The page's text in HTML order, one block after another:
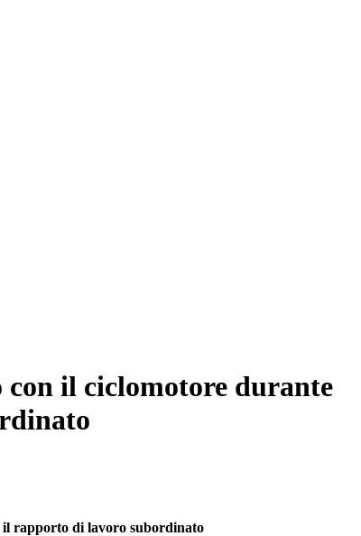
con il ciclomotore durante
il rapporto di lavoro subordinato